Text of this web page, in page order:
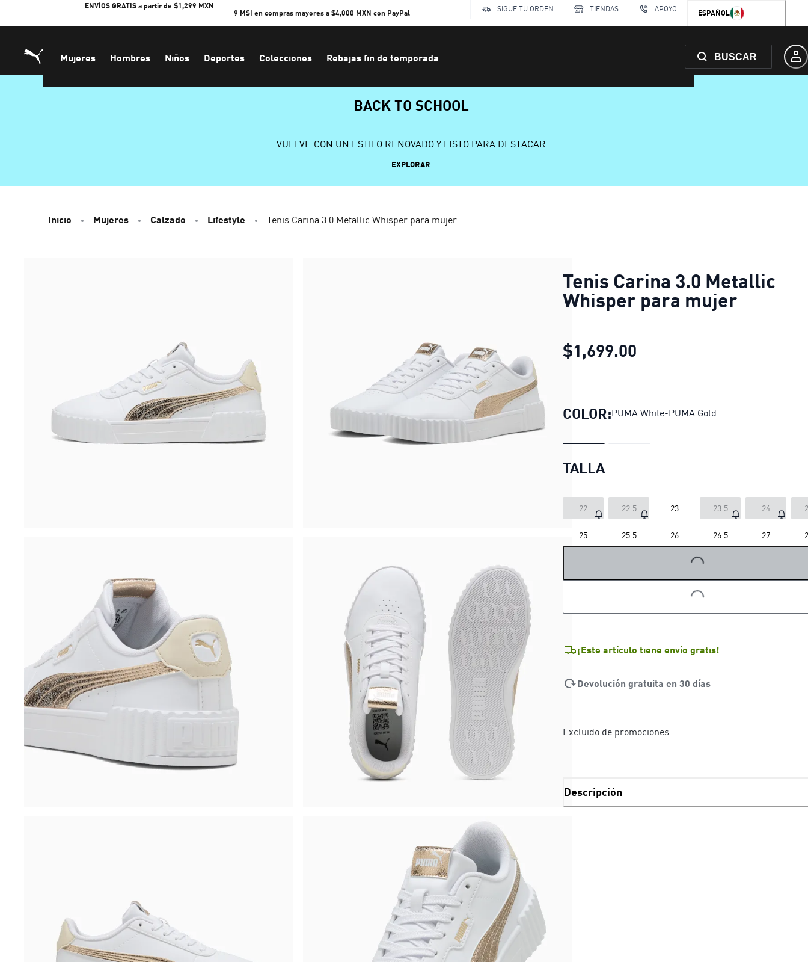
ENVÍOS GRATIS a partir de $1,299 MXN
9 MSI en compras mayores a $4,000 MXN con PayPal
SIGUE TU ORDEN TIENDAS APOYO ESPAÑOL
Mujeres Hombres Niños Deportes Colecciones Rebajas fin de temporada BUSCAR
BACK TO SCHOOL
VUELVE CON UN ESTILO RENOVADO Y LISTO PARA DESTACAR
EXPLORAR
Inicio Mujeres Calzado Lifestyle Tenis Carina 3.0 Metallic Whisper para mujer
Tenis Carina 3.0 Metallic
Whisper para mujer
$1,699.00
COLOR:PUMA White-PUMA Gold
TALLA
22 22.5 23 23.5 24
25 25.5 26 26.5 27
LOADING...
LOADING...
¡Este artículo tiene envío gratis!
Devolución gratuita en 30 días
Excluido de promociones
Descripción